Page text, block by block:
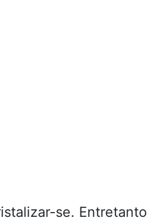
se. Entretanto